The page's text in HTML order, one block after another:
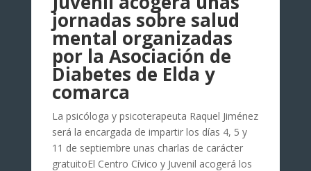
jornadas sobre salud
mental organizadas
por la Asociación de
Diabetes de Elda y
comarca
La psicóloga y psicoterapeuta Raquel Jiménez
será la encargada de impartir los días 4, 5 y
11 de septiembre unas charlas de carácter
gratuitoEl Centro Cívico y Juvenil acogerá los